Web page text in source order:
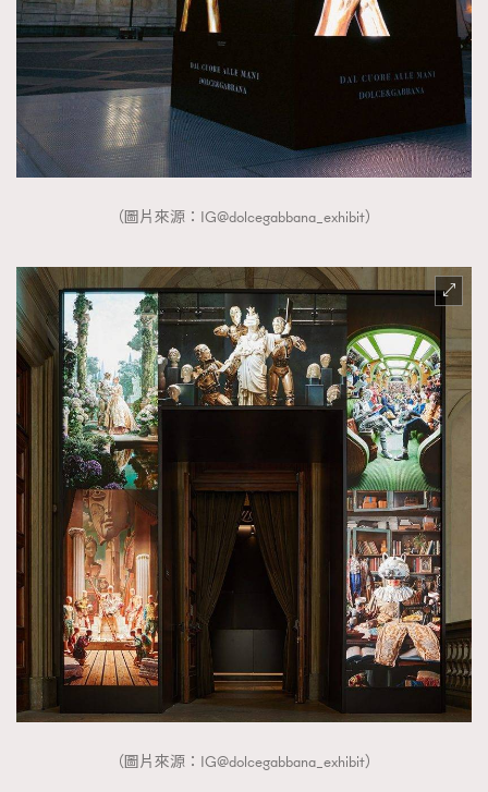
（圖片來源：IG@dolcegabbana_exhibit）
（圖片來源：IG@dolcegabbana_exhibit）